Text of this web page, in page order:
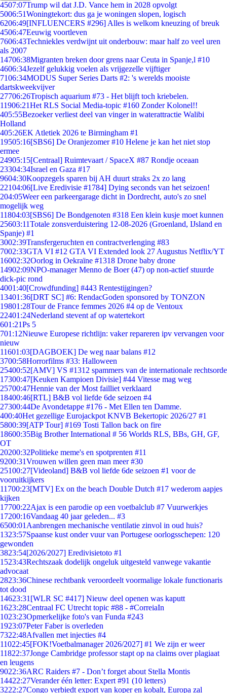
4507:07Trump wil dat J.D. Vance hem in 2028 opvolgt
5006:51Woningtekort: dus ga je woningen slopen, logisch
6206:49[INFLUENCERS #296] Alles is welkom kneuzing of breuk
4506:47Eeuwig voortleven
7606:43Techniekles verdwijnt uit onderbouw: maar half zo veel uren
als 2007
14706:38Migranten breken door grens naar Ceuta in Spanje,l #10
4606:34Jezelf gelukkig voelen als vrijgezelle vijftiger
7106:34MODUS Super Series Darts #2: 's werelds mooiste
dartskweekvijver
27706:26Tropisch aquarium #73 - Het blijft toch kriebelen.
11906:21Het RLS Social Media-topic #160 Zonder Kolonel!!
405:55Bezoeker verliest deel van vinger in waterattractie Walibi
Holland
405:26EK Atletiek 2026 te Birmingham #1
19505:16[SBS6] De Oranjezomer #10 Helene je kan het niet stop
ermee
24905:15[Centraal] Ruimtevaart / SpaceX #87 Rondje oceaan
23304:34Israel en Gaza #17
9604:30Koopzegels sparen bij AH duurt straks 2x zo lang
22104:06[Live Eredivisie #1784] Dying seconds van het seizoen!
204:05Weer een parkeergarage dicht in Dordrecht, auto's zo snel
mogelijk weg
11804:03[SBS6] De Bondgenoten #318 Een klein kusje moet kunnen
25603:11Totale zonsverduistering 12-08-2026 (Groenland, IJsland en
Spanje) #1
3002:39Transfergeruchten en contractverlenging #83
7002:33GTA VI #12 GTA VI Extended look 27 Augustus Netflix/YT
16002:32Oorlog in Oekraïne #1318 Drone baby drone
14902:09NPO-manager Menno de Boer (47) op non-actief stuurde
dick-pic rond
4001:40[Crowdfunding] #443 Rentestijgingen?
13401:36[DRT SC] #6: RendacGoden sponsored by TONZON
19801:28Tour de France femmes 2026 #4 op de Ventoux
22401:24Nederland stevent af op watertekort
601:21Ps 5
701:12Nieuwe Europese richtlijn: vaker repareren ipv vervangen voor
nieuw
11601:03[DAGBOEK] De weg naar balans #12
3700:58Horrorfilms #33: Halloween
25400:52[AMV] VS #1312 spammers van de internationale rechtsorde
17300:47[Keuken Kampioen Divisie] #44 Vitesse mag weg
25700:47Hennie van der Most failliet verklaard
18400:46[RTL] B&B vol liefde 6de seizoen #4
27300:44De Avondetappe #176 - Met Ellen ten Damme.
400:40Het gezellige Eurojackpot KNVB Bekertopic 2026/27 #1
5800:39[ATP Tour] #169 Tosti Tallon back on fire
18600:35Big Brother International # 56 Worlds RLS, BBs, GH, GF,
OT
20200:32Politieke meme's en spotprenten #11
9200:31Vrouwen willen geen man meer #30
25100:27[Videoland] B&B vol liefde 6de seizoen #1 voor de
vooruitkijkers
11700:23[MTV] Ex on the beach Double Dutch #17 wederom aapjes
kijken
17700:22Ajax is een parodie op een voetbalclub #7 Vuurwerkjes
17200:16Vandaag 40 jaar geleden... #3
6500:01 Aanbrengen mechanische ventilatie zinvol in oud huis?
1323:57Spaanse kust onder vuur van Portugese oorlogsschepen: 120
gewonden
3823:54[2026/2027] Eredivisietoto #1
1523:43Rechtszaak dodelijk ongeluk uitgesteld vanwege vakantie
advocaat
2823:36Chinese rechtbank veroordeelt voormalige lokale functionaris
tot dood
14623:31 [WLR SC #417] Nieuw deel openen was kaputt
1623:28Centraal FC Utrecht topic #88 - #CorreiaIn
1023:23Opmerkelijke foto's van Funda #243
1923:07Peter Faber is overleden
7322:48Afvallen met injecties #4
11022:45[FOK!Voetbalmanager 2026/2027] #1 We zijn er weer
11822:37Jonge Cambridge professor stapt op na claims over plagiaat
en leugens
9022:36ARC Raiders #7 - Don’t forget about Stella Montis
14422:27Verander één letter: Expert #91 (10 letters)
3222:27Congo verbiedt export van koper en kobalt, Europa zal